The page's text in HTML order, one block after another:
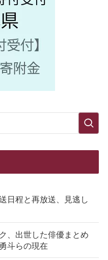
日程と再放送、見逃し
、出世した俳優まとめ
斗らの現在